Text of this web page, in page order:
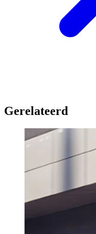
Gerelateerd